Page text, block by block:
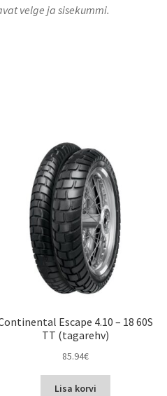
velge ja sisekummi.
Escape 4.10 – 18 60S
TT (tagarehv)
85.94€
Lisa korvi